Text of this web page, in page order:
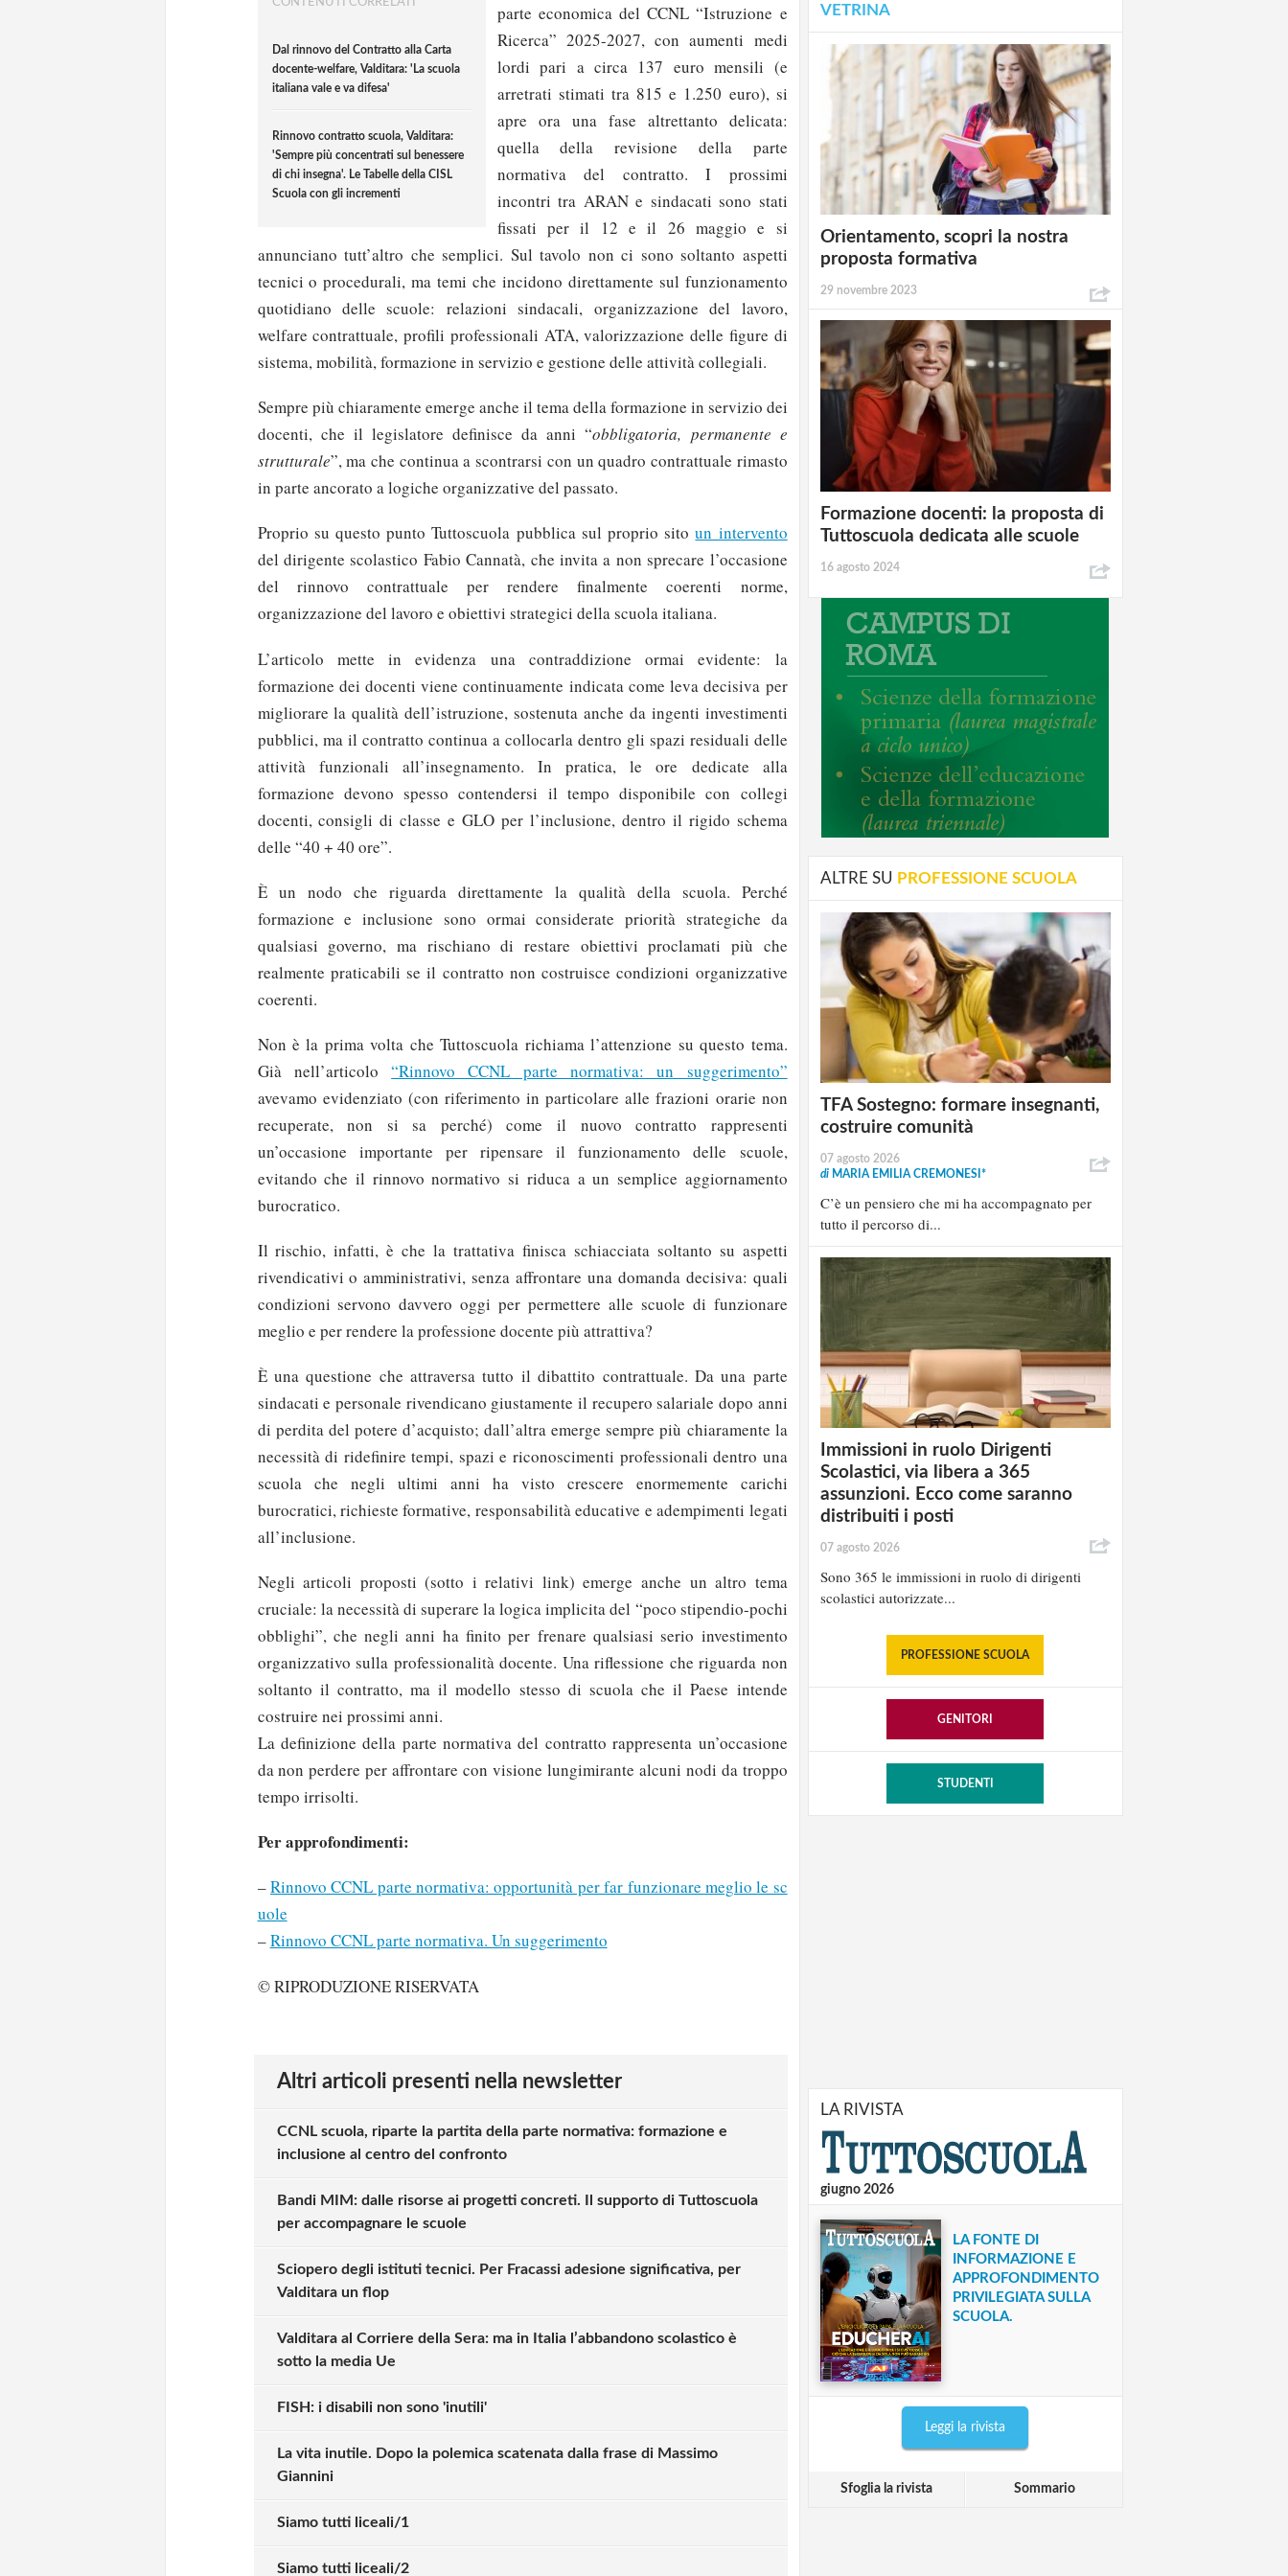
Dal rinnovo del Contratto alla Carta
docente-welfare, Valditara: 'La scuola
italiana vale e va difesa'
Rinnovo contratto scuola, Valditara:
'Sempre più concentrati sul benessere
di chi insegna'. Le Tabelle della CISL
Scuola con gli incrementi
parte economica del CCNL “Istruzione e
Ricerca” 2025-2027, con aumenti medi
lordi pari a circa 137 euro mensili (e
arretrati stimati tra 815 e 1.250 euro), si
apre ora una fase altrettanto delicata:
quella della revisione della parte
normativa del contratto. I prossimi
incontri tra ARAN e sindacati sono stati
fissati per il 12 e il 26 maggio e si
annunciano tutt’altro che semplici. Sul tavolo non ci sono soltanto aspetti
tecnici o procedurali, ma temi che incidono direttamente sul funzionamento
quotidiano delle scuole: relazioni sindacali, organizzazione del lavoro,
welfare contrattuale, profili professionali ATA, valorizzazione delle figure di
sistema, mobilità, formazione in servizio e gestione delle attività collegiali.
Sempre più chiaramente emerge anche il tema della formazione in servizio dei
docenti, che il legislatore definisce da anni “obbligatoria, permanente e
strutturale”, ma che continua a scontrarsi con un quadro contrattuale rimasto
in parte ancorato a logiche organizzative del passato.
Proprio su questo punto Tuttoscuola pubblica sul proprio sitoun intervento
del dirigente scolastico Fabio Cannatà, che invita a non sprecare l’occasione
del rinnovo contrattuale per rendere finalmente coerenti norme,
organizzazione del lavoro e obiettivi strategici della scuola italiana.
L’articolo mette in evidenza una contraddizione ormai evidente: la
formazione dei docenti viene continuamente indicata come leva decisiva per
migliorare la qualità dell’istruzione, sostenuta anche da ingenti investimenti
pubblici, ma il contratto continua a collocarla dentro gli spazi residuali delle
attività funzionali all’insegnamento. In pratica, le ore dedicate alla
formazione devono spesso contendersi il tempo disponibile con collegi
docenti, consigli di classe e GLO per l’inclusione, dentro il rigido schema
delle “40 + 40 ore”.
È un nodo che riguarda direttamente la qualità della scuola. Perché
formazione e inclusione sono ormai considerate priorità strategiche da
qualsiasi governo, ma rischiano di restare obiettivi proclamati più che
realmente praticabili se il contratto non costruisce condizioni organizzative
coerenti.
Non è la prima volta che Tuttoscuola richiama l’attenzione su questo tema.
Già nell’articolo“Rinnovo CCNL parte normativa: un suggerimento”
avevamo evidenziato (con riferimento in particolare alle frazioni orarie non
recuperate, non si sa perché) come il nuovo contratto rappresenti
un’occasione importante per ripensare il funzionamento delle scuole,
evitando che il rinnovo normativo si riduca a un semplice aggiornamento
burocratico.
Il rischio, infatti, è che la trattativa finisca schiacciata soltanto su aspetti
rivendicativi o amministrativi, senza affrontare una domanda decisiva: quali
condizioni servono davvero oggi per permettere alle scuole di funzionare
meglio e per rendere la professione docente più attrattiva?
È una questione che attraversa tutto il dibattito contrattuale. Da una parte
sindacati e personale rivendicano giustamente il recupero salariale dopo anni
di perdita del potere d’acquisto; dall’altra emerge sempre più chiaramente la
necessità di ridefinire tempi, spazi e riconoscimenti professionali dentro una
scuola che negli ultimi anni ha visto crescere enormemente carichi
burocratici, richieste formative, responsabilità educative e adempimenti legati
all’inclusione.
Negli articoli proposti (sotto i relativi link) emerge anche un altro tema
cruciale: la necessità di superare la logica implicita del “poco stipendio-pochi
obblighi”, che negli anni ha finito per frenare qualsiasi serio investimento
organizzativo sulla professionalità docente. Una riflessione che riguarda non
soltanto il contratto, ma il modello stesso di scuola che il Paese intende
costruire nei prossimi anni.
La definizione della parte normativa del contratto rappresenta un’occasione
da non perdere per affrontare con visione lungimirante alcuni nodi da troppo
tempo irrisolti.
Per approfondimenti:
–Rinnovo CCNL parte normativa: opportunità per far funzionare meglio le sc
uole
–Rinnovo CCNL parte normativa. Un suggerimento
© RIPRODUZIONE RISERVATA
Altri articoli presenti nella newsletter
CCNL scuola, riparte la partita della parte normativa: formazione e
inclusione al centro del confronto
Bandi MIM: dalle risorse ai progetti concreti. Il supporto di Tuttoscuola
per accompagnare le scuole
Sciopero degli istituti tecnici. Per Fracassi adesione significativa, per
Valditara un flop
Valditara al Corriere della Sera: ma in Italia l’abbandono scolastico è
sotto la media Ue
FISH: i disabili non sono 'inutili'
La vita inutile. Dopo la polemica scatenata dalla frase di Massimo
Giannini
Siamo tutti liceali/1
Siamo tutti liceali/2
Solo gli utenti registrati possono commentare!
VETRINA
Orientamento, scopri la nostra
proposta formativa
29 novembre 2023
Formazione docenti: la proposta di
Tuttoscuola dedicata alle scuole
16 agosto 2024
ALTRE SU PROFESSIONE SCUOLA
TFA Sostegno: formare insegnanti,
costruire comunità
07 agosto 2026
di MARIA EMILIA CREMONESI*
C’è un pensiero che mi ha accompagnato per
tutto il percorso di...
Immissioni in ruolo Dirigenti
Scolastici, via libera a 365
assunzioni. Ecco come saranno
distribuiti i posti
07 agosto 2026
Sono 365 le immissioni in ruolo di dirigenti
scolastici autorizzate...
PROFESSIONE SCUOLA
GENITORI
STUDENTI
LA RIVISTA
giugno 2026
LA FONTE DI
INFORMAZIONE E
APPROFONDIMENTO
PRIVILEGIATA SULLA
SCUOLA.
Leggi la rivista
Sfoglia la rivista Sommario